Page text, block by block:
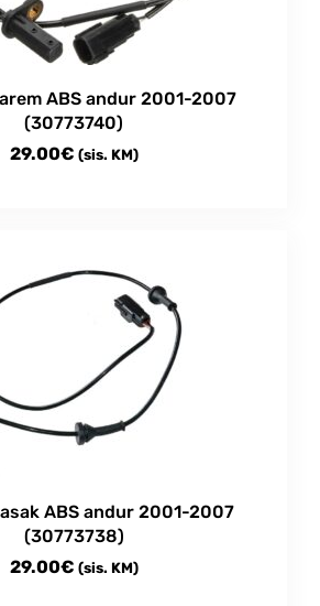
ABS andur 2001-2007
(30773740)
29.00€ (sis. KM)
ABS andur 2001-2007
(30773738)
29.00€ (sis. KM)